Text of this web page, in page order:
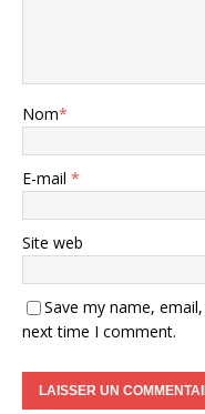
Nom*
E-mail *
Site web
Save my name,
next time I comment.